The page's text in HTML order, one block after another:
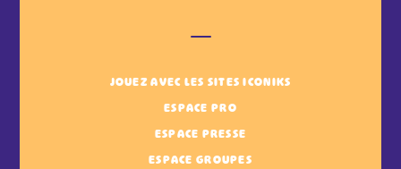
JOUEZ AVEC LES SITES ICONIKS
ESPACE PRO
ESPACE PRESSE
ESPACE GROUPES